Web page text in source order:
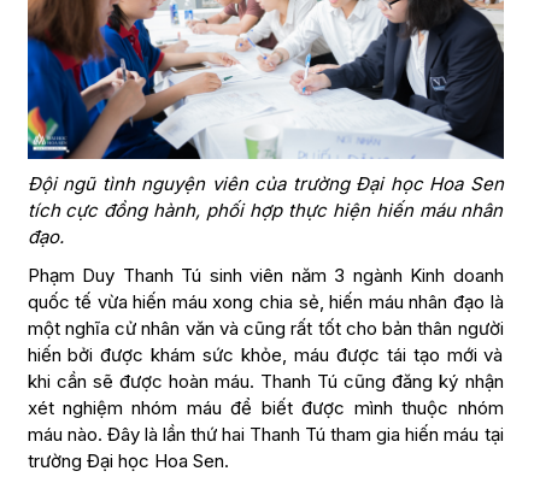
Đội ngũ tình nguyện viên của trường Đại học Hoa Sen
tích cực đồng hành, phối hợp thực hiện hiến máu nhân
đạo.
Phạm Duy Thanh Tú sinh viên năm 3 ngành Kinh doanh
quốc tế vừa hiến máu xong chia sẻ, hiến máu nhân đạo là
một nghĩa cử nhân văn và cũng rất tốt cho bản thân người
hiến bởi được khám sức khỏe, máu được tái tạo mới và
khi cần sẽ được hoàn máu. Thanh Tú cũng đăng ký nhận
xét nghiệm nhóm máu để biết được mình thuộc nhóm
máu nào. Đây là lần thứ hai Thanh Tú tham gia hiến máu tại
trường Đại học Hoa Sen.